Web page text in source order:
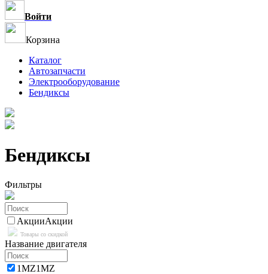
Войти
Корзина
Каталог
Автозапчасти
Электрооборудование
Бендиксы
Бендиксы
Фильтры
АкцииАкции
Товары со скидкой
Название двигателя
1MZ1MZ